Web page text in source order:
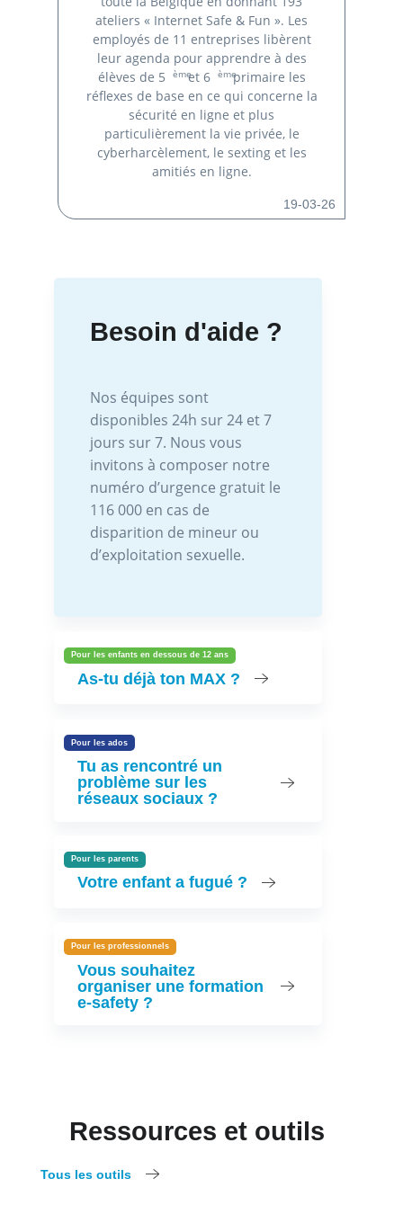
ateliers « Internet Safe & Fun ». Les
employés de 11 entreprises libèrent
leur agenda pour apprendre à des
élèves de 5
èmeet 6 èmeprimaire les
réflexes de base en ce qui concerne la
sécurité en ligne et plus
particulièrement la vie privée, le
cyberharcèlement, le sexting et les
amitiés en ligne.
19-03-26
Besoin d'aide ?
Nos équipes sont
disponibles 24h sur 24 et 7
jours sur 7. Nous vous
invitons à composer notre
numéro d’urgence gratuit le
116 000 en cas de
disparition de mineur ou
d’exploitation sexuelle.
Pour les enfants en dessous de 12 ans
As-tu déjà ton MAX ?
Pour les ados
Tu as rencontré un
problème sur les
réseaux sociaux ?
Pour les parents
Votre enfant a fugué ?
Pour les professionnels
Vous souhaitez
organiser une formation
e-safety ?
Ressources et outils
Tous les outils